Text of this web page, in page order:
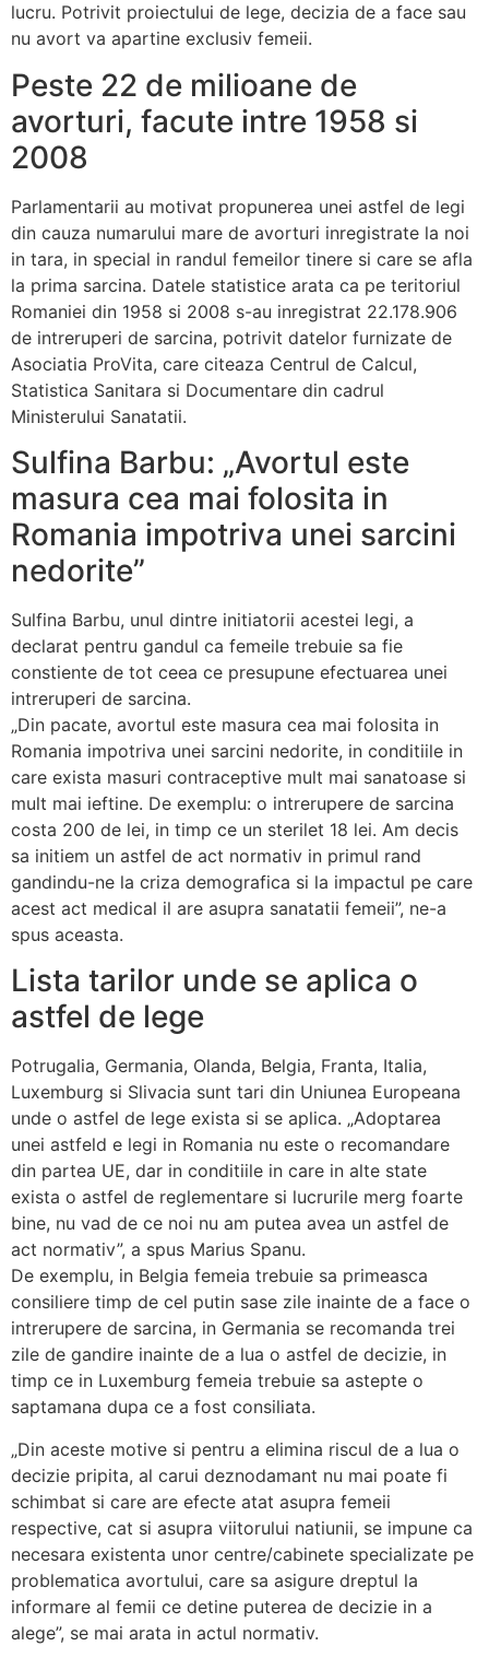
lucru. Potrivit proiectului de lege, decizia de a face sau
nu avort va apartine exclusiv femeii.
Peste 22 de milioane de
avorturi, facute intre 1958 si
2008
Parlamentarii au motivat propunerea unei astfel de legi
din cauza numarului mare de avorturi inregistrate la noi
in tara, in special in randul femeilor tinere si care se afla
la prima sarcina. Datele statistice arata ca pe teritoriul
Romaniei din 1958 si 2008 s-au inregistrat 22.178.906
de intreruperi de sarcina, potrivit datelor furnizate de
Asociatia ProVita, care citeaza Centrul de Calcul,
Statistica Sanitara si Documentare din cadrul
Ministerului Sanatatii.
Sulfina Barbu: „Avortul este
masura cea mai folosita in
Romania impotriva unei sarcini
nedorite”
Sulfina Barbu, unul dintre initiatorii acestei legi, a
declarat pentru gandul ca femeile trebuie sa fie
constiente de tot ceea ce presupune efectuarea unei
intreruperi de sarcina.
„Din pacate, avortul este masura cea mai folosita in
Romania impotriva unei sarcini nedorite, in conditiile in
care exista masuri contraceptive mult mai sanatoase si
mult mai ieftine. De exemplu: o intrerupere de sarcina
costa 200 de lei, in timp ce un sterilet 18 lei. Am decis
sa initiem un astfel de act normativ in primul rand
gandindu-ne la criza demografica si la impactul pe care
acest act medical il are asupra sanatatii femeii”, ne-a
spus aceasta.
Lista tarilor unde se aplica o
astfel de lege
Potrugalia, Germania, Olanda, Belgia, Franta, Italia,
Luxemburg si Slivacia sunt tari din Uniunea Europeana
unde o astfel de lege exista si se aplica. „Adoptarea
unei astfeld e legi in Romania nu este o recomandare
din partea UE, dar in conditiile in care in alte state
exista o astfel de reglementare si lucrurile merg foarte
bine, nu vad de ce noi nu am putea avea un astfel de
act normativ”, a spus Marius Spanu.
De exemplu, in Belgia femeia trebuie sa primeasca
consiliere timp de cel putin sase zile inainte de a face o
intrerupere de sarcina, in Germania se recomanda trei
zile de gandire inainte de a lua o astfel de decizie, in
timp ce in Luxemburg femeia trebuie sa astepte o
saptamana dupa ce a fost consiliata.
„Din aceste motive si pentru a elimina riscul de a lua o
decizie pripita, al carui deznodamant nu mai poate fi
schimbat si care are efecte atat asupra femeii
respective, cat si asupra viitorului natiunii, se impune ca
necesara existenta unor centre/cabinete specializate pe
problematica avortului, care sa asigure dreptul la
informare al femii ce detine puterea de decizie in a
alege”, se mai arata in actul normativ.